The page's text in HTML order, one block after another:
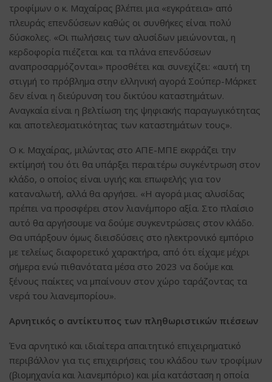
τροφίμων ο κ. Μαχαίρας βλέπει μια «εγκράτεια» από
πλευράς επενδύσεων καθώς οι συνθήκες είναι πολύ
δύσκολες. «Οι πωλήσεις των αλυσίδων μειώνονται, η
κερδοφορία πιέζεται και τα πλάνα επενδύσεων
αναπροσαρμόζονται» προσθέτει και συνεχίζει: «αυτή τη
στιγμή το πρόβλημα στην ελληνική αγορά Σούπερ-Μάρκετ
δεν είναι η διεύρυνση του δικτύου καταστημάτων.
Αναγκαία είναι η βελτίωση της ψηφιακής παραγωγικότητας
και αποτελεσματικότητας των καταστημάτων τους».
Ο κ. Μαχαίρας, μιλώντας στο ΑΠΕ-ΜΠΕ εκφράζει την
εκτίμησή του ότι θα υπάρξει περαιτέρω συγκέντρωση στον
κλάδο, ο οποίος είναι υγιής και επωφελής για τον
καταναλωτή, αλλά θα αργήσει. «Η αγορά μιας αλυσίδας
πρέπει να προσφέρει στον λιανέμπορο αξία. Στο πλαίσιο
αυτό θα αργήσουμε να δούμε συγκεντρώσεις στον κλάδο.
Θα υπάρξουν όμως διεισδύσεις στο ηλεκτρονικό εμπόριο
με τελείως διαφορετικό χαρακτήρα, από ότι είχαμε μέχρι
σήμερα ενώ πιθανότατα μέσα στο 2023 να δούμε και
ξένους παίκτες να μπαίνουν στον χώρο ταράζοντας τα
νερά του λιανεμπορίου».
Αρνητικός ο αντίκτυπος των πληθωριστικών πιέσεων
Ένα αρνητικό και ιδιαίτερα απαιτητικό επιχειρηματικό
περιβάλλον για τις επιχειρήσεις του κλάδου των τροφίμων
(βιομηχανία και λιανεμπόριο) και μία κατάσταση η οποία